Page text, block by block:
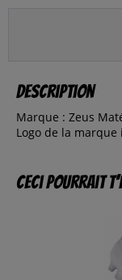
Description
Marque : Zeus
Logo de la
Ceci pourrait